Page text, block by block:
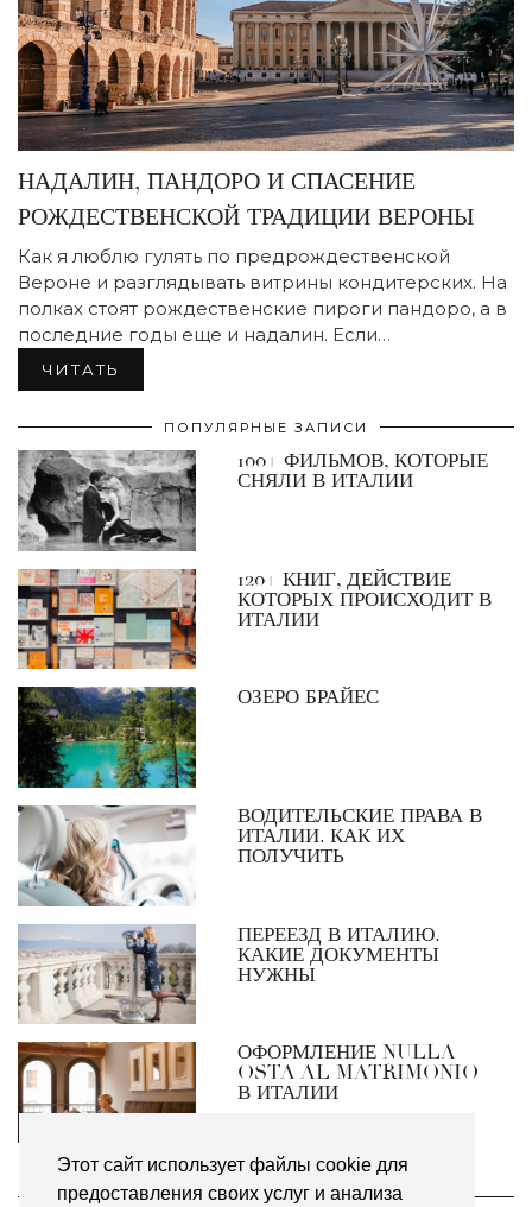
Этот сайт использует файлы cookie для
предоставления своих услуг и анализа
НАДАЛИН, ПАНДОРО И СПАСЕНИЕ
РОЖДЕСТВЕНСКОЙ ТРАДИЦИИ ВЕРОНЫ
Как я люблю гулять по предрождественской
Вероне и разглядывать витрины кондитерских. На
полках стоят рождественские пироги пандоро, а в
последние годы еще и надалин. Если…
ЧИТАТЬ
ПОПУЛЯРНЫЕ ЗАПИСИ
100+ ФИЛЬМОВ, КОТОРЫЕ
СНЯЛИ В ИТАЛИИ
120+ КНИГ, ДЕЙСТВИЕ
КОТОРЫХ ПРОИСХОДИТ В
ИТАЛИИ
ОЗЕРО БРАЙЕС
ВОДИТЕЛЬСКИЕ ПРАВА В
ИТАЛИИ. КАК ИХ
ПОЛУЧИТЬ
ПЕРЕЕЗД В ИТАЛИЮ.
КАКИЕ ДОКУМЕНТЫ
НУЖНЫ
ОФОРМЛЕНИЕ NULLA
OSTA AL MATRIMONIO
В ИТАЛИИ
НАПИШИТЕ МНЕ